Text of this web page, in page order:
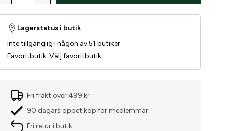
Lagerstatus i butik
Inte tillgänglig i någon av 51 butiker
Favoritbutik: Välj favoritbutik
Fri frakt över 499 kr
90 dagars öppet köp för medlemmar
Fri retur i butik